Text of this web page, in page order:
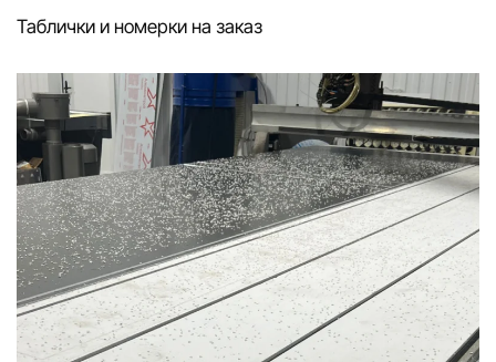
Таблички и номерки на заказ